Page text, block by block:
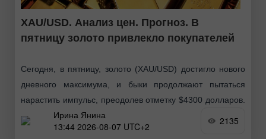
XAU/USD. Анализ цен. Прогноз. В
пятницу золото привлекло покупателей
Сегодня, в пятницу, золото (XAU/USD) достигло нового
дневного максимума, и быки продолжают пытаться
нарастить импульс, преодолев отметку $4300 долларов.
Цена на золото демонстрирует лучшие результаты за
неделю с января. Президент
Ирина Янина
13:44 2026-08-07 UTC+2
2135